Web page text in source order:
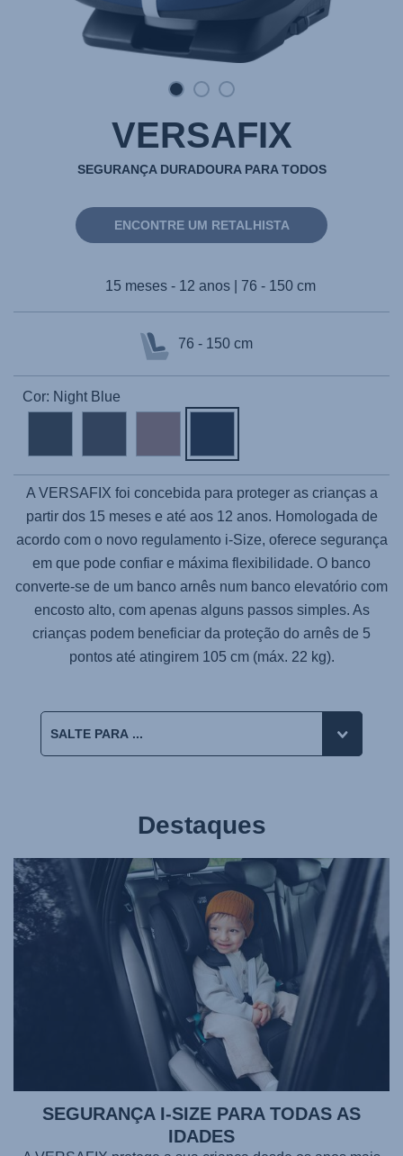
VERSAFIX
SEGURANÇA DURADOURA PARA TODOS
ENCONTRE UM RETALHISTA
15 meses - 12 anos | 76 - 150 cm
76 - 150 cm
Cor: Night Blue
A VERSAFIX foi concebida para proteger as crianças a
partir dos 15 meses e até aos 12 anos. Homologada de
acordo com o novo regulamento i-Size, oferece segurança
em que pode confiar e máxima flexibilidade. O banco
converte-se de um banco arnês num banco elevatório com
encosto alto, com apenas alguns passos simples. As
crianças podem beneficiar da proteção do arnês de 5
pontos até atingirem 105 cm (máx. 22 kg).
Destaques
SEGURANÇA I-SIZE PARA TODAS AS
IDADES